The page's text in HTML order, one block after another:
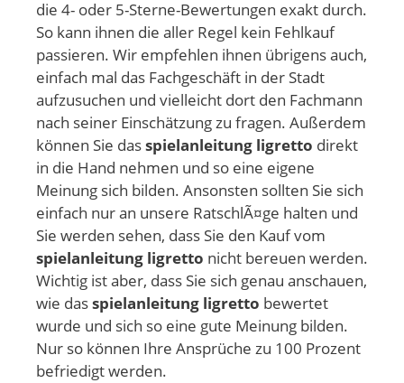
die 4- oder 5-Sterne-Bewertungen exakt durch.
So kann ihnen die aller Regel kein Fehlkauf
passieren. Wir empfehlen ihnen übrigens auch,
einfach mal das Fachgeschäft in der Stadt
aufzusuchen und vielleicht dort den Fachmann
nach seiner Einschätzung zu fragen. Außerdem
können Sie dasspielanleitung ligretto direkt
in die Hand nehmen und so eine eigene
Meinung sich bilden. Ansonsten sollten Sie sich
einfach nur an unsere RatschlÃ¤ge halten und
Sie werden sehen, dass Sie den Kauf vom
spielanleitung ligretto nicht bereuen werden.
Wichtig ist aber, dass Sie sich genau anschauen,
wie dasspielanleitung ligretto bewertet
wurde und sich so eine gute Meinung bilden.
Nur so können Ihre Ansprüche zu 100 Prozent
befriedigt werden.